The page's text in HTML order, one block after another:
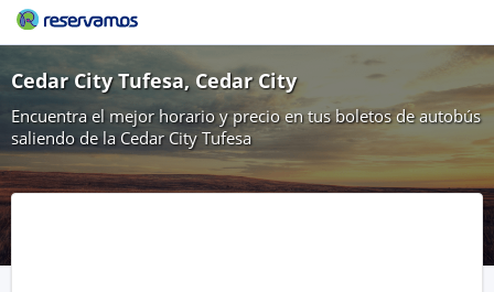
Cedar City Tufesa, Cedar City
Encuentra el mejor horario y precio en tus boletos de autobús
saliendo de la Cedar City Tufesa